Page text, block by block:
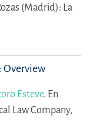
(Madrid): La
Overview
Esteve. En
Law Company,